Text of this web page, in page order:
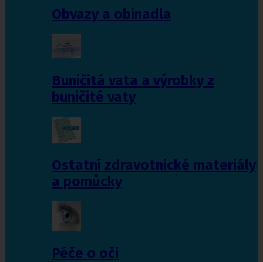
Obvazy a obinadla
Buničitá vata a výrobky z
buničité vaty
Ostatní zdravotnické materiály
a pomůcky
Péče o oči